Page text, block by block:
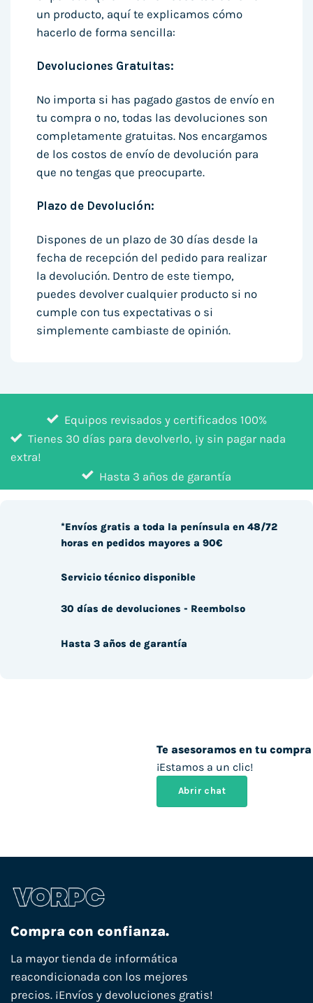
un producto, aquí te explicamos cómo
hacerlo de forma sencilla:
Devoluciones Gratuitas:
No importa si has pagado gastos de envío en
tu compra o no, todas las devoluciones son
completamente gratuitas. Nos encargamos
de los costos de envío de devolución para
que no tengas que preocuparte.
Plazo de Devolución:
Dispones de un plazo de 30 días desde la
fecha de recepción del pedido para realizar
la devolución. Dentro de este tiempo,
puedes devolver cualquier producto si no
cumple con tus expectativas o si
simplemente cambiaste de opinión.
Equipos revisados y certificados 100%
Tienes 30 días para devolverlo, ¡y sin pagar nada
extra!
Hasta 3 años de garantía
Te asesoramos en tu compra
¡Estamos a un clic!
Abrir chat
*Envíos gratis a toda la península en 48/72
horas en pedidos mayores a 90€
Servicio técnico disponible
30 días de devoluciones - Reembolso
Hasta 3 años de garantía
Compra con confianza.
La mayor tienda de informática
reacondicionada con los mejores
precios. ¡Envíos y devoluciones gratis!